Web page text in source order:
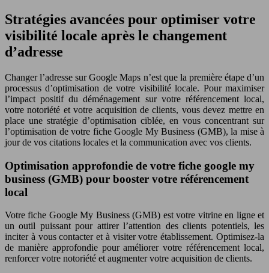
Stratégies avancées pour optimiser votre
visibilité locale après le changement
d’adresse
Changer l’adresse sur Google Maps n’est que la première étape d’un
processus d’optimisation de votre visibilité locale. Pour maximiser
l’impact positif du déménagement sur votre référencement local,
votre notoriété et votre acquisition de clients, vous devez mettre en
place une stratégie d’optimisation ciblée, en vous concentrant sur
l’optimisation de votre fiche Google My Business (GMB), la mise à
jour de vos citations locales et la communication avec vos clients.
Optimisation approfondie de votre fiche google my
business (GMB) pour booster votre référencement
local
Votre fiche Google My Business (GMB) est votre vitrine en ligne et
un outil puissant pour attirer l’attention des clients potentiels, les
inciter à vous contacter et à visiter votre établissement. Optimisez-la
de manière approfondie pour améliorer votre référencement local,
renforcer votre notoriété et augmenter votre acquisition de clients.